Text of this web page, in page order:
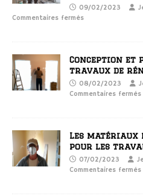
09/02/2023
Commentaires fermés
Conception et
travaux de
08/02/2023
Commentaires fermés
Les
pour les
07/02/2023
Commentaires fermés